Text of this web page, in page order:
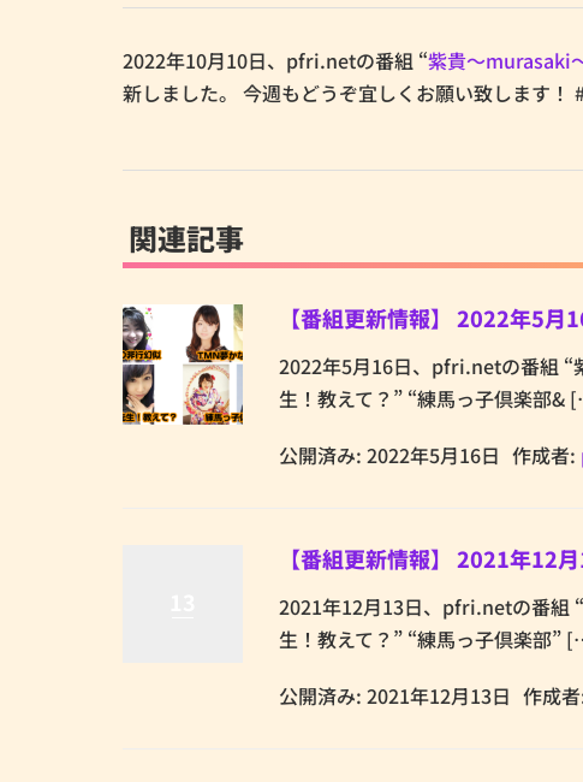
2022年10月10日、pfri.netの番組 “紫貴～murasaki
新しました。 今週もどうぞ宜しくお願い致します！
関連記事
【番組更新情報】 2022年5月
2022年5月16日、pfri.netの番組 “
生！教えて？” “練馬っ子倶楽部&
公開済み: 2022年5月16日 作成者:
【番組更新情報】 2021年12
2021年12月13日、pfri.netの番組
生！教えて？” “練馬っ子倶楽部”
公開済み: 2021年12月13日 作成